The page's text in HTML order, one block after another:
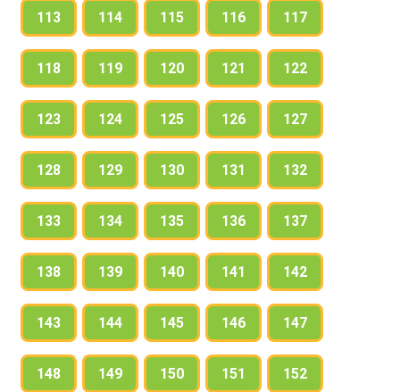
113 114 115 116 117
118 119 120 121 122
123 124 125 126 127
128 129 130 131 132
133 134 135 136 137
138 139 140 141 142
143 144 145 146 147
148 149 150 151 152